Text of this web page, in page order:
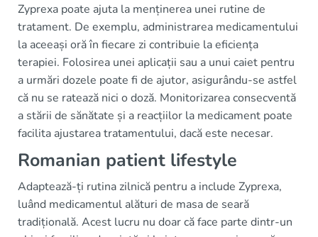
Zyprexa poate ajuta la menținerea unei rutine de
tratament. De exemplu, administrarea medicamentului
la aceeași oră în fiecare zi contribuie la eficiența
terapiei. Folosirea unei aplicații sau a unui caiet pentru
a urmări dozele poate fi de ajutor, asigurându-se astfel
că nu se ratează nici o doză. Monitorizarea consecventă
a stării de sănătate și a reacțiilor la medicament poate
facilita ajustarea tratamentului, dacă este necesar.
Romanian patient lifestyle
Adaptează-ți rutina zilnică pentru a include Zyprexa,
luând medicamentul alături de masa de seară
tradițională. Acest lucru nu doar că face parte dintr-un